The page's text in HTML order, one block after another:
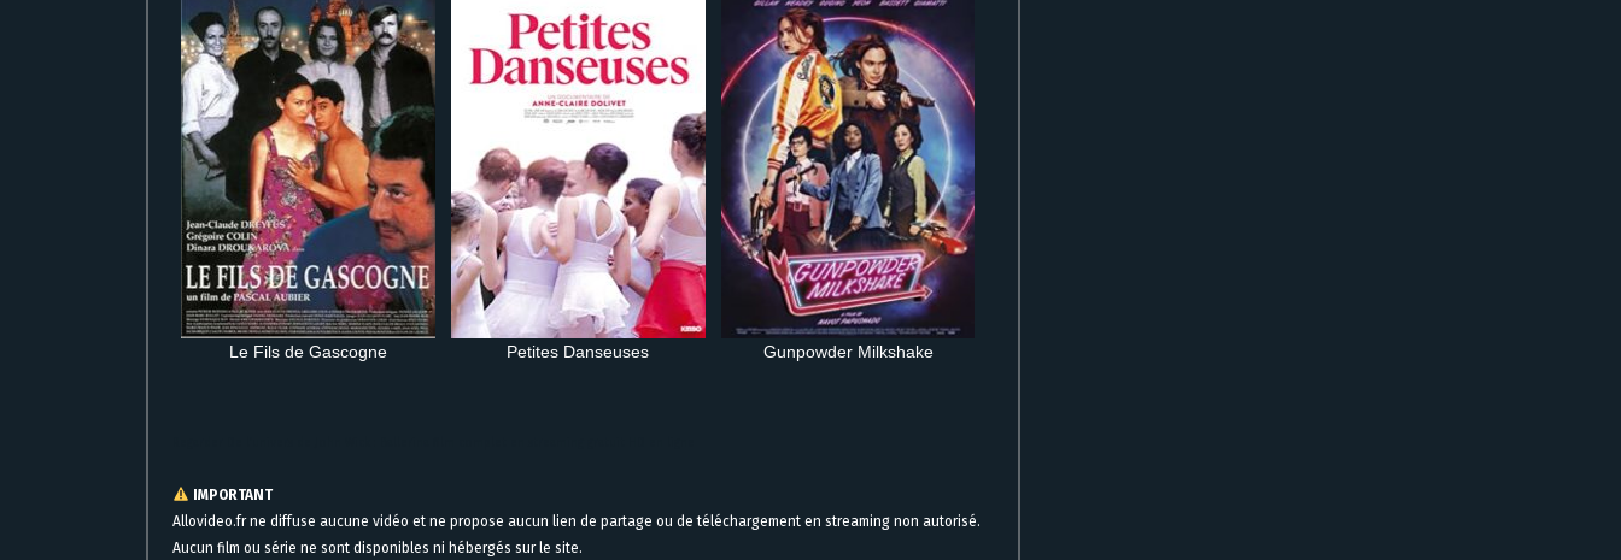
Le Fils de Gascogne Petites Danseuses Gunpowder Milkshake
IMPORTANT
Allovideo.fr ne diffuse aucune vidéo et ne propose aucun lien de partage ou de téléchargement en streaming non autorisé.
Aucun film ou série ne sont disponibles ni hébergés sur le site.